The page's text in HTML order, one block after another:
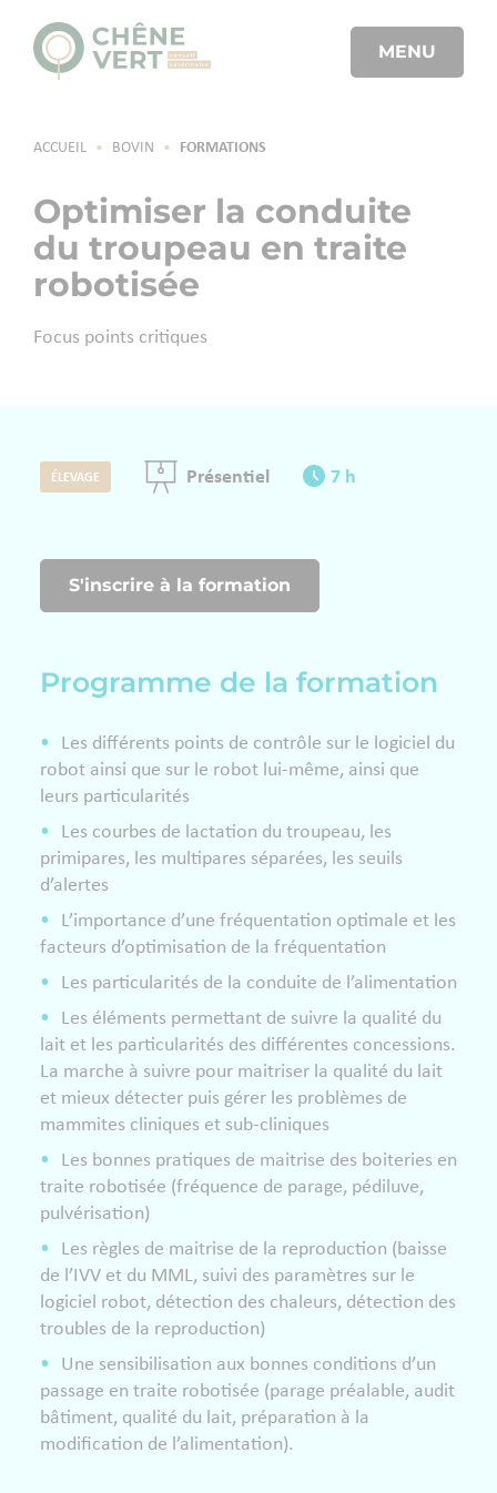
MENU
ACCUEIL • BOVIN • FORMATIONS
Optimiser la conduite
du troupeau en traite
robotisée
Focus points critiques
ÉLEVAGE Présentiel 7 h
S'inscrire à la formation
Programme de la formation
Les différents points de contrôle sur le logiciel du
robot ainsi que sur le robot lui-même, ainsi que
leurs particularités
Les courbes de lactation du troupeau, les
primipares, les multipares séparées, les seuils
d’alertes
L’importance d’une fréquentation optimale et les
facteurs d’optimisation de la fréquentation
Les particularités de la conduite de l’alimentation
Les éléments permettant de suivre la qualité du
lait et les particularités des différentes concessions.
La marche à suivre pour maitriser la qualité du lait
et mieux détecter puis gérer les problèmes de
mammites cliniques et sub-cliniques
Les bonnes pratiques de maitrise des boiteries en
traite robotisée (fréquence de parage, pédiluve,
pulvérisation)
Les règles de maitrise de la reproduction (baisse
de l’IVV et du MML, suivi des paramètres sur le
logiciel robot, détection des chaleurs, détection des
troubles de la reproduction)
Une sensibilisation aux bonnes conditions d’un
passage en traite robotisée (parage préalable, audit
bâtiment, qualité du lait, préparation à la
modification de l’alimentation).